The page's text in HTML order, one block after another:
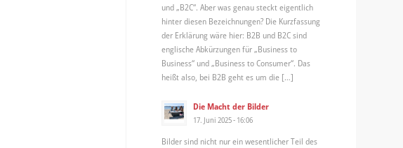
und „B2C“. Aber was genau steckt eigentlich
hinter diesen Bezeichnungen? Die Kurzfassung
der Erklärung wäre hier: B2B und B2C sind
englische Abkürzungen für „Business to
Business“ und „Business to Consumer“. Das
heißt also, bei B2B geht es um die […]
Die Macht der Bilder
17. Juni 2025 - 16:06
Bilder sind nicht nur ein wesentlicher Teil des